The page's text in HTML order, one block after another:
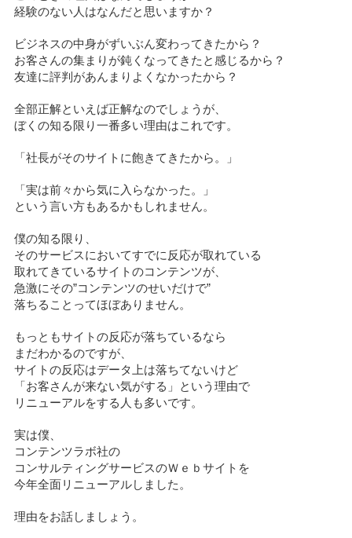
経験のない人はなんだと思いますか？
ビジネスの中身がずいぶん変わってきたから？
お客さんの集まりが鈍くなってきたと感じるから？
友達に評判があんまりよくなかったから？
全部正解といえば正解なのでしょうが、
ぼくの知る限り一番多い理由はこれです。
「社長がそのサイトに飽きてきたから。」
「実は前々から気に入らなかった。」
という言い方もあるかもしれません。
僕の知る限り、
そのサービスにおいてすでに反応が取れている
取れてきているサイトのコンテンツが、
急激にその”コンテンツのせいだけで”
落ちることってほぼありません。
もっともサイトの反応が落ちているなら
まだわかるのですが、
サイトの反応はデータ上は落ちてないけど
「お客さんが来ない気がする」という理由で
リニューアルをする人も多いです。
実は僕、
コンテンツラボ社の
コンサルティングサービスのＷｅｂサイトを
今年全面リニューアルしました。
理由をお話しましょう。